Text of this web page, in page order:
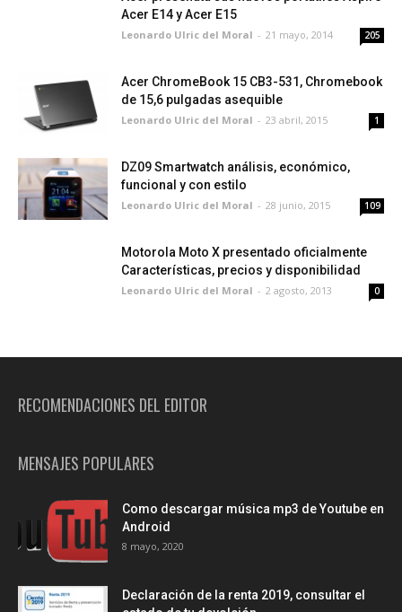
Acer E14 y Acer E15
Leonardo Ulric del Moral - 21 mayo, 2014 205
Acer ChromeBook 15 CB3-531, Chromebook
de 15,6 pulgadas asequible
Leonardo Ulric del Moral - 23 abril, 2015 1
DZ09 Smartwatch análisis, económico,
funcional y con estilo
Leonardo Ulric del Moral - 28 junio, 2015 109
Motorola Moto X presentado oficialmente
Características, precios y disponibilidad
Leonardo Ulric del Moral - 2 agosto, 2013 0
RECOMENDACIONES DEL EDITOR
MENSAJES POPULARES
Como descargar música mp3 de Youtube en
Android
8 mayo, 2020
Declaración de la renta 2019, consultar el